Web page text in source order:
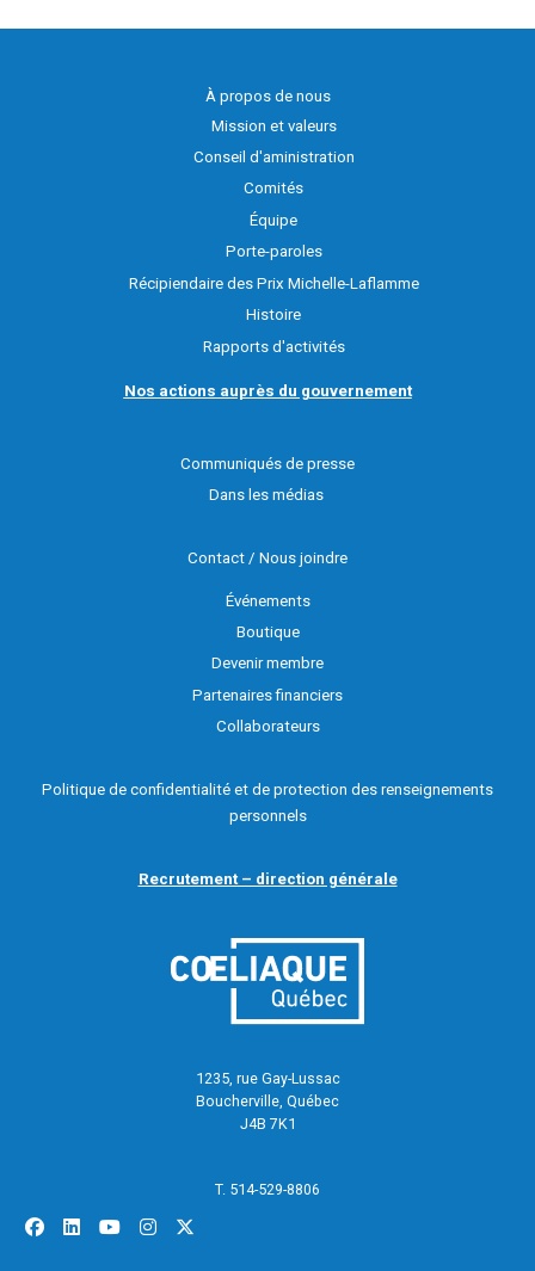
1235, rue Gay-Lussac
Boucherville, Québec
J4B 7K1
T. 514-529-8806
facebook
linkedinyoutubeinstagram
À propos de nous
Mission et valeurs
Conseil d'aministration
Comités
Équipe
Porte-paroles
Récipiendaire des Prix Michelle-Laflamme
Histoire
Rapports d'activités
Nos actions auprès du gouvernement
Communiqués de presse
Dans les médias
Contact / Nous joindre
Événements
Boutique
Devenir membre
Partenaires financiers
Collaborateurs
Politique de confidentialité et de protection des renseignements
personnels
Recrutement – direction générale